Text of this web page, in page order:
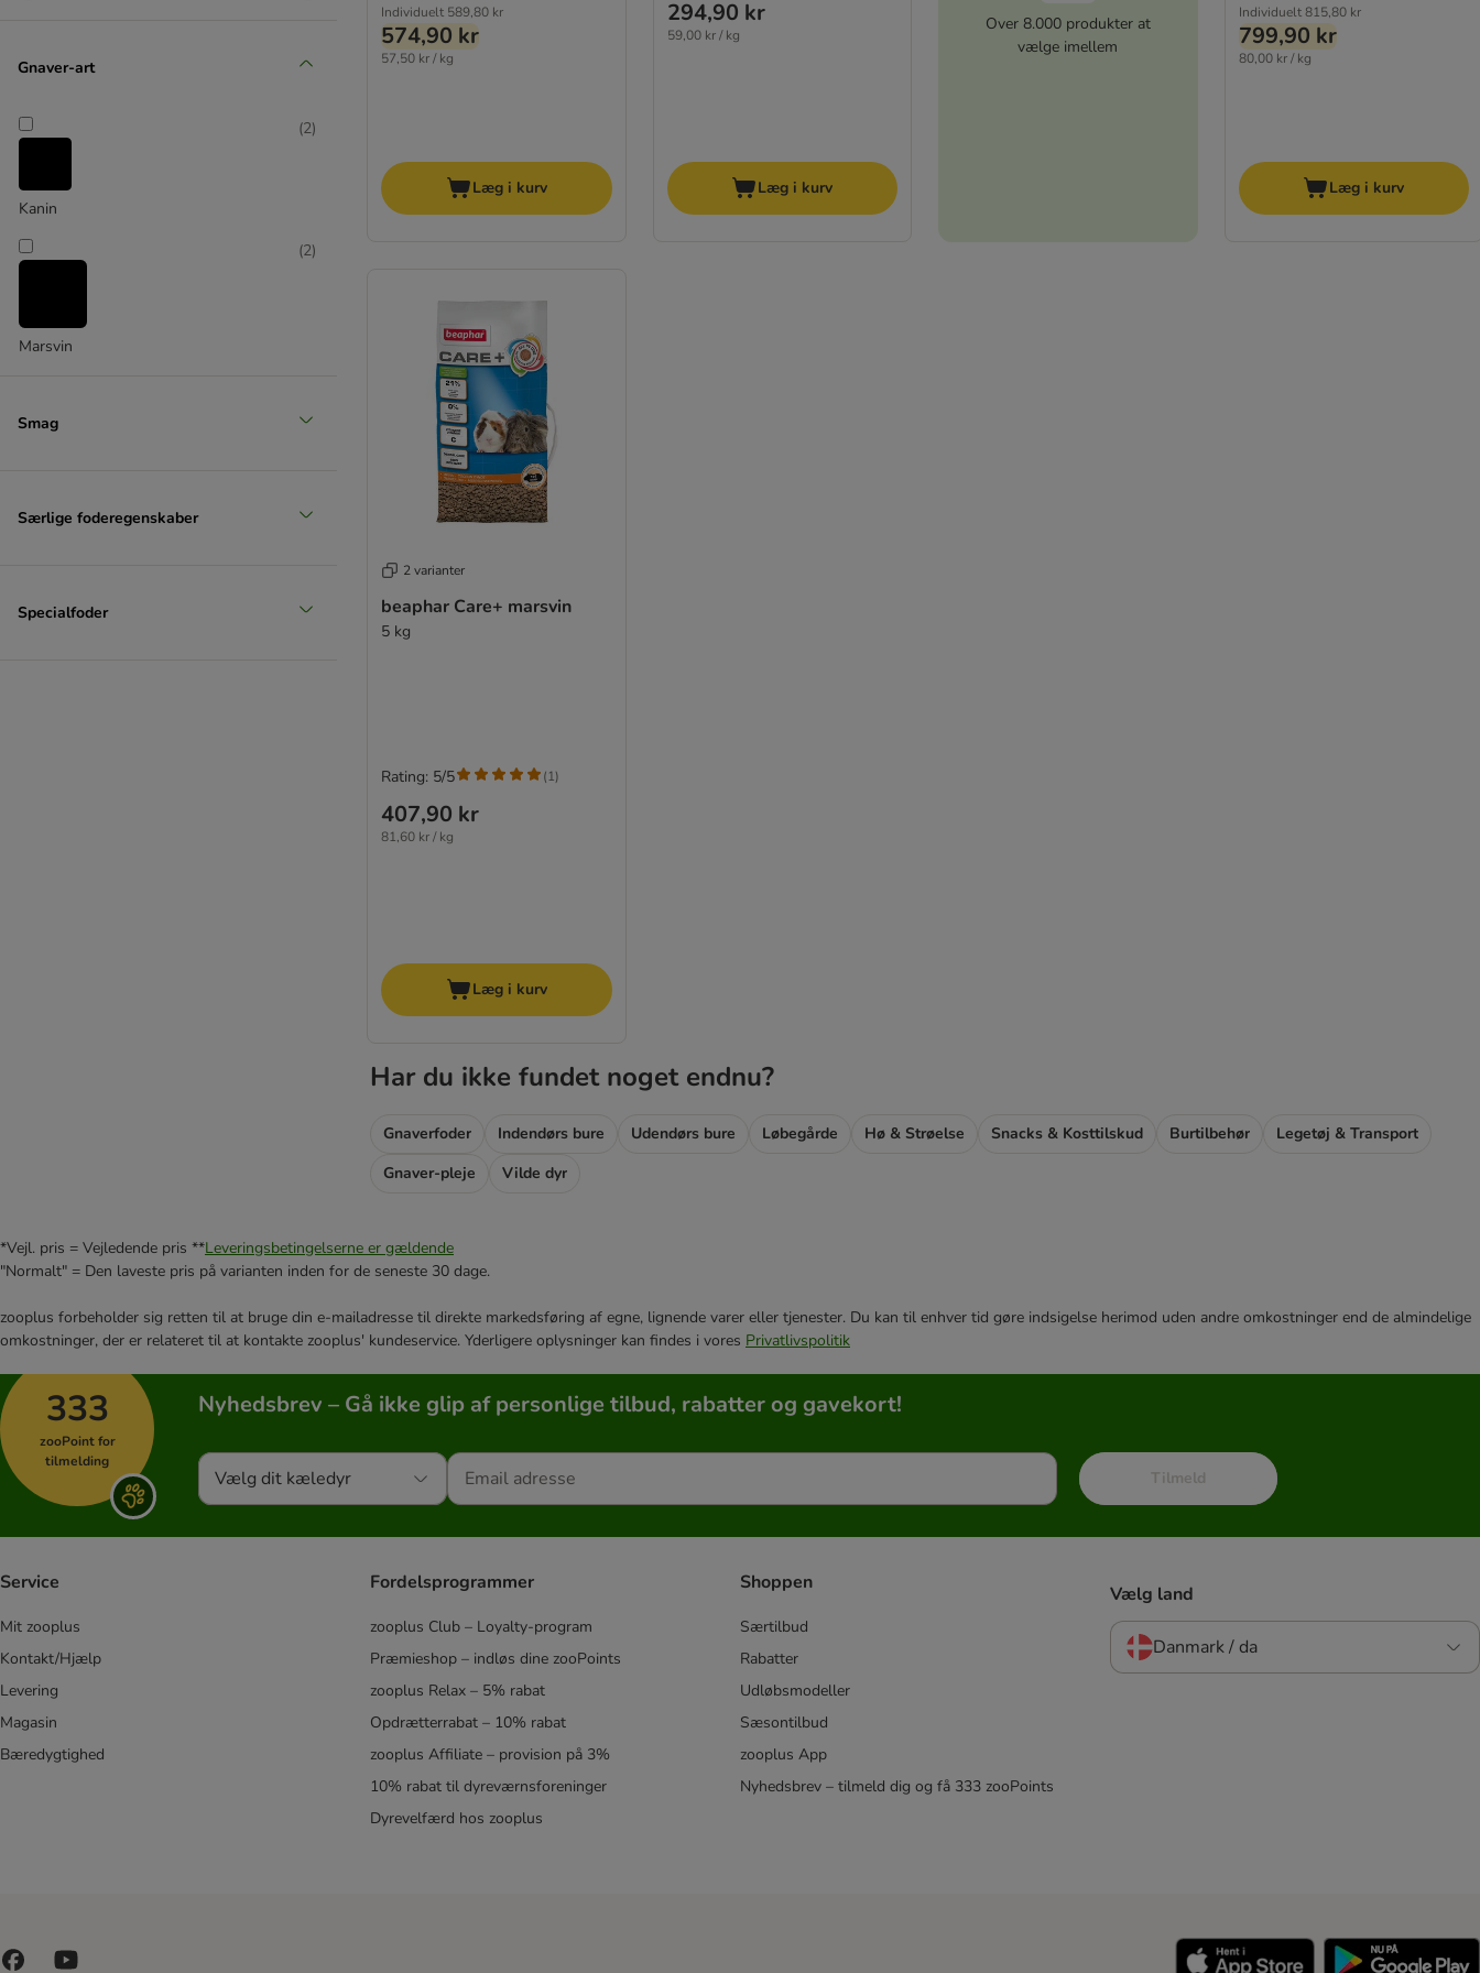
Gnaver-art
Kanin
(2)
Marsvin
(2)
Smag
Særlige foderegenskaber
Specialfoder
Individuelt 589,80 kr
574,90 kr
57,50 kr / kg
Læg i kurv
294,90 kr
59,00 kr / kg
Læg i kurv
Over 8.000 produkter at
vælge imellem
Individuelt 815,80 kr
799,90 kr
80,00 kr / kg
Læg i kurv
2 varianter
beaphar Care+ marsvin
5 kg
407,90 kr
81,60 kr / kg
Rating: 5/5 (1)
Læg i kurv
Har du ikke fundet noget endnu?
Gnaverfoder Indendørs bure Udendørs bure Løbegårde Hø & Strøelse Snacks & Kosttilskud Burtilbehør
Legetøj & Transport
Gnaver-pleje
Vilde dyr
*Vejl. pris = Vejledende pris **Leveringsbetingelserne er gældende
"Normalt" = Den laveste pris på varianten inden for de seneste 30 dage.
zooplus forbeholder sig retten til at bruge din e-mailadresse til direkte markedsføring af egne, lignende varer eller tjenester. Du kan til enhver tid gøre indsigelse herimod uden andre omkostninger end de almindelige
omkostninger, der er relateret til at kontakte zooplus' kundeservice. Yderligere oplysninger kan findes i vores Privatlivspolitik
333
zooPoint for
tilmelding
Nyhedsbrev – Gå ikke glip af personlige tilbud, rabatter og gavekort!
Vælg dit kæledyr Tilmeld
Service
Mit zooplus
Kontakt/Hjælp
Levering
Magasin
Bæredygtighed
Fordelsprogrammer
zooplus Club – Loyalty-program
Præmieshop – indløs dine zooPoints
zooplus Relax – 5% rabat
Opdrætterrabat – 10% rabat
zooplus Affiliate – provision på 3%
10% rabat til dyreværnsforeninger
Dyrevelfærd hos zooplus
Shoppen
Særtilbud
Rabatter
Udløbsmodeller
Sæsontilbud
zooplus App
Nyhedsbrev – tilmeld dig og få 333 zooPoints
Vælg land
Danmark / da